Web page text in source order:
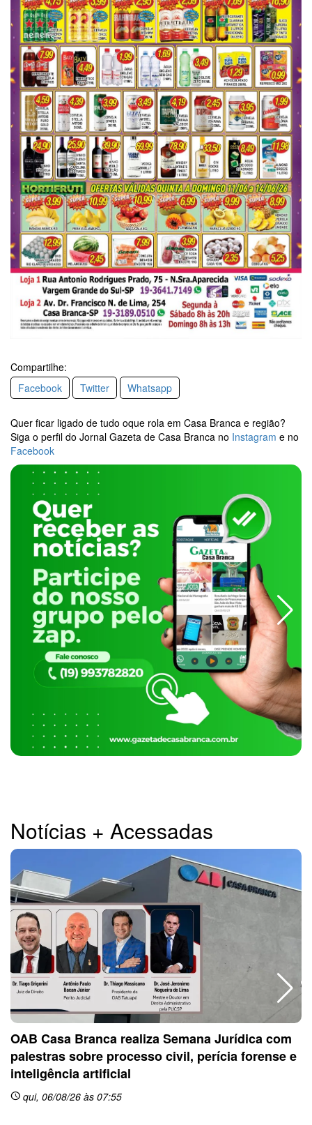
Compartilhe:
Facebook
Twitter Whatsapp
Quer ficar ligado de tudo oque rola em Casa Branca e região?
Siga o perfil do Jornal Gazeta de Casa Branca no Instagram e no
Facebook
Notícias + Acessadas
OAB Casa Branca realiza Semana Jurídica com
palestras sobre processo civil, perícia forense e
inteligência artificial
schedule qui, 06/08/26 às 07:55